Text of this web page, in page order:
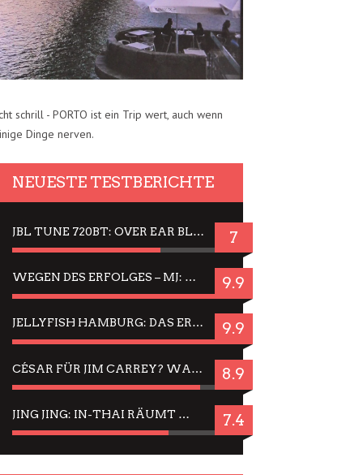
schrill - PORTO ist ein Trip wert, auch wenn
Dinge nerven.
NEUESTE TESTBERICHTE
JBL TUNE 720BT: OVER EAR BLUETOOTH KOPFHÖRER UM DIE 50,-€ IM DAUER-TEST 7
WEGEN DES ERFOLGES – MJ: MICHAEL JACKSON MUSICAL IN EINER MATINEE SEHEN 9.9
JELLYFISH HAMBURG: DAS ERFOLGREICHE SOMMER-MENÜ 2025 IN GEFÜHLEN UND BILDERN 9.9
CÉSAR FÜR JIM CARREY? WARUM DAS EINER DER NERVIGSTEN ACTORS IST UND BLEIBT 8.9
JING JING: IN-THAI RÄUMT WIEDER TITEL AB – EIN ZWEI-STUNDEN-ERLEBNISBERICHT 7.4